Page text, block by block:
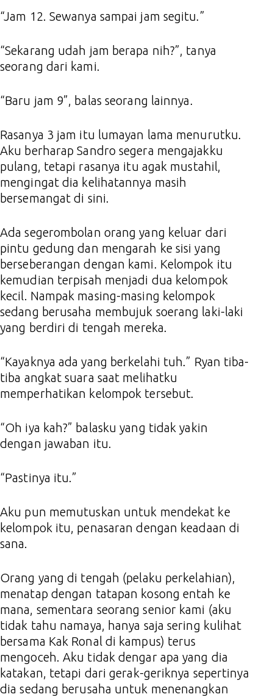
“Jam 12. Sewanya sampai jam segitu.”
“Sekarang udah jam berapa nih?”, tanya
seorang dari kami.
“Baru jam 9”, balas seorang lainnya.
Rasanya 3 jam itu lumayan lama menurutku.
Aku berharap Sandro segera mengajakku
pulang, tetapi rasanya itu agak mustahil,
mengingat dia kelihatannya masih
bersemangat di sini.
Ada segerombolan orang yang keluar dari
pintu gedung dan mengarah ke sisi yang
berseberangan dengan kami. Kelompok itu
kemudian terpisah menjadi dua kelompok
kecil. Nampak masing-masing kelompok
sedang berusaha membujuk soerang laki-laki
yang berdiri di tengah mereka.
“Kayaknya ada yang berkelahi tuh.” Ryan tiba-
tiba angkat suara saat melihatku
memperhatikan kelompok tersebut.
“Oh iya kah?” balasku yang tidak yakin
dengan jawaban itu.
“Pastinya itu.”
Aku pun memutuskan untuk mendekat ke
kelompok itu, penasaran dengan keadaan di
sana.
Orang yang di tengah (pelaku perkelahian),
menatap dengan tatapan kosong entah ke
mana, sementara seorang senior kami (aku
tidak tahu namaya, hanya saja sering kulihat
bersama Kak Ronal di kampus) terus
mengoceh. Aku tidak dengar apa yang dia
katakan, tetapi dari gerak-geriknya sepertinya
dia sedang berusaha untuk menenangkan